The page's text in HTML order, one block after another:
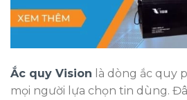
Ắc quy Vision là dòng ắc quy
mọi người lựa chọn tin dùng.